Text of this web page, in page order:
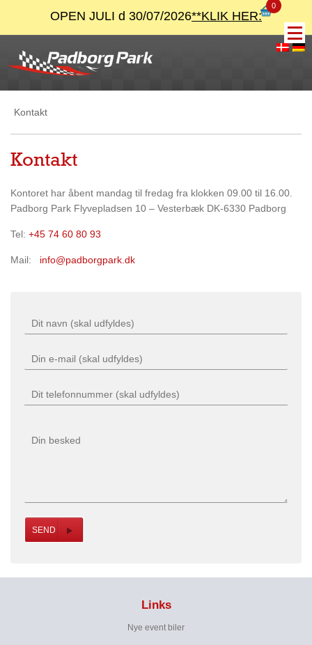
OPEN JULI d 30/07/2026**KLIK HER:
Kontakt
Kontakt
Kontoret har åbent mandag til fredag fra klokken 09.00 til 16.00.
Padborg Park Flyvepladsen 10 – Vesterbæk DK-6330 Padborg
Tel: +45 74 60 80 93
Mail: info@padborgpark.dk
Links
Nye event biler
0